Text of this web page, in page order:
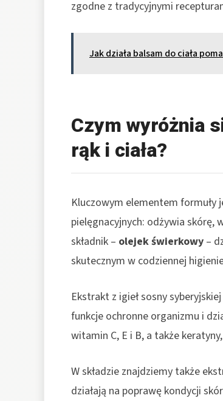
zgodne z tradycyjnymi
Jak działa balsam do ciała
Czym wyróżnia
rąk i ciała?
Kluczowym elementem formuły
pielęgnacyjnych: odżywia skórę,
składnik – olejek świerkowy –
skutecznym w codziennej
Ekstrakt z igieł sosny
funkcje ochronne organizmu i
witamin C, E i B, a także
W składzie znajdziemy także
działają na poprawę kondycji